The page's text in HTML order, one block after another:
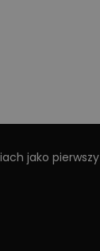
jako pierwszy